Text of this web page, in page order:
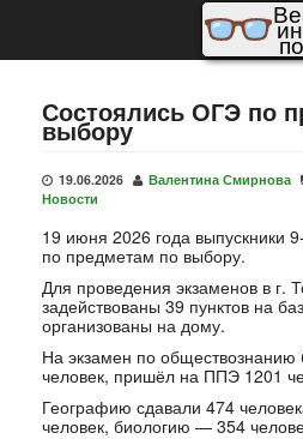
Состоялись ОГЭ по
выбору
19.06.2026 Валентина Смирнова
Новости
19 июня 2026 года выпускники
по предметам по выбору.
Для проведения экзаменов в г.
задействованы 39 пунктов на
организованы на дому.
На экзамен по
человек, пришёл на ППЭ 1201
Географию сдавали 474
человек, биологию — 354